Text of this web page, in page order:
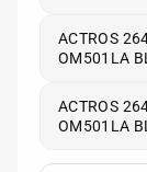
ACTROS
OM501LA
ACTROS
OM501LA